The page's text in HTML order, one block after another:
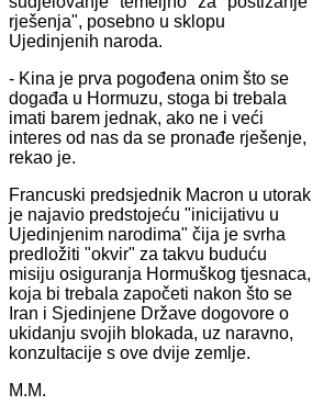
rješenja", posebno u sklopu
Ujedinjenih naroda.
- Kina je prva pogođena onim što se
događa u Hormuzu, stoga bi trebala
imati barem jednak, ako ne i veći
interes od nas da se pronađe rješenje,
rekao je.
Francuski predsjednik Macron u utorak
je najavio predstojeću "inicijativu u
Ujedinjenim narodima" čija je svrha
predložiti "okvir" za takvu buduću
misiju osiguranja Hormuškog tjesnaca,
koja bi trebala započeti nakon što se
Iran i Sjedinjene Države dogovore o
ukidanju svojih blokada, uz naravno,
konzultacije s ove dvije zemlje.
M.M.